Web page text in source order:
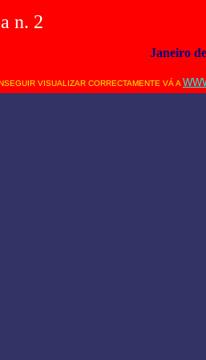
n. 2
Janeiro
VISUALIZAR CORRECTAMENTE VÁ A